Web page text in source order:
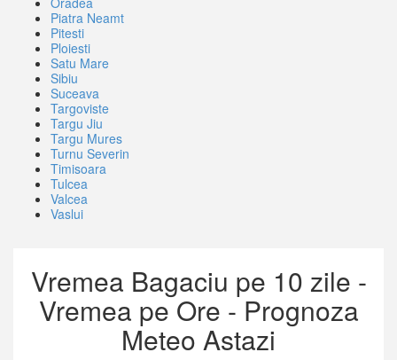
Piatra Neamt
Pitesti
Ploiesti
Satu Mare
Sibiu
Suceava
Targoviste
Targu Jiu
Targu Mures
Turnu Severin
Timisoara
Tulcea
Valcea
Vaslui
Vremea Bagaciu pe 10 zile -
Vremea pe Ore - Prognoza
Meteo Astazi